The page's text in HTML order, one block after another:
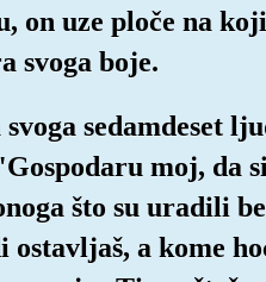
on uze ploče na
svoga boje.
sedamdeset
moj, da
što su uradili
a kome